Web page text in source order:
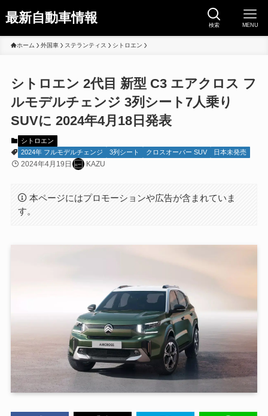
最新自動車情報 検索 MENU
ホーム 外国車 ステランティス シトロエン
シトロエン 2代目 新型 C3 エアクロス フ
ルモデルチェンジ 3列シート7人乗り
SUVに 2024年4月18日発表
シトロエン
2024年 フルモデルチェンジ
3列シート クロスオーバー SUV 日本未発売
2024年4月19日 KAZU
本ページにはプロモーションや広告が含まれていま
す。